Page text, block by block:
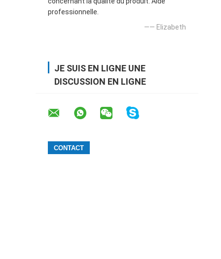
professionnelle.
—— Elizabeth
JE SUIS EN LIGNE UNE
DISCUSSION EN LIGNE